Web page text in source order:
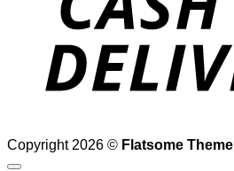
Copyright 2026 © Flatsome Theme